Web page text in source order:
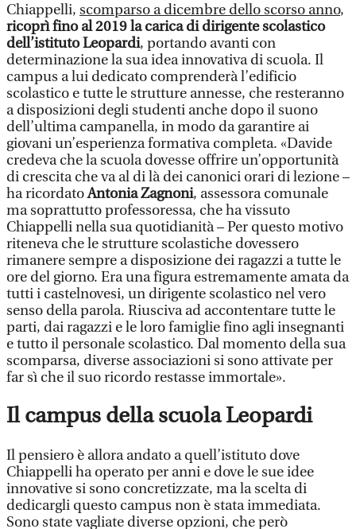
Chiappelli, scomparso a dicembre dello scorso anno,
ricoprì fino al 2019 la carica di dirigente scolastico
dell’istituto Leopardi, portando avanti con
determinazione la sua idea innovativa di scuola. Il
campus a lui dedicato comprenderà l’edificio
scolastico e tutte le strutture annesse, che resteranno
a disposizioni degli studenti anche dopo il suono
dell’ultima campanella, in modo da garantire ai
giovani un’esperienza formativa completa. «Davide
credeva che la scuola dovesse offrire un’opportunità
di crescita che va al di là dei canonici orari di lezione –
ha ricordatoAntonia Zagnoni, assessora comunale
ma soprattutto professoressa, che ha vissuto
Chiappelli nella sua quotidianità – Per questo motivo
riteneva che le strutture scolastiche dovessero
rimanere sempre a disposizione dei ragazzi a tutte le
ore del giorno. Era una figura estremamente amata da
tutti i castelnovesi, un dirigente scolastico nel vero
senso della parola. Riusciva ad accontentare tutte le
parti, dai ragazzi e le loro famiglie fino agli insegnanti
e tutto il personale scolastico. Dal momento della sua
scomparsa, diverse associazioni si sono attivate per
far sì che il suo ricordo restasse immortale».
Il campus della scuola Leopardi
Il pensiero è allora andato a quell’istituto dove
Chiappelli ha operato per anni e dove le sue idee
innovative si sono concretizzate, ma la scelta di
dedicargli questo campus non è stata immediata.
Sono state vagliate diverse opzioni, che però